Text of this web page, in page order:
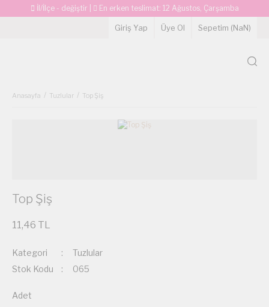
İl/İlçe - değiştir En erken teslimat: 12 Ağustos, Çarşamba
Giriş Yap Üye Ol Sepetim (NaN)
Anasayfa Tuzlular Top Şiş
Top Şiş
11,46 TL
Kategori
Tuzlular
Stok Kodu
065
Adet